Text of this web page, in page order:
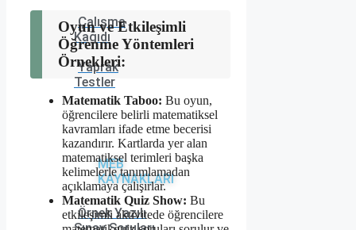
Çalışma
Kağıdı
Yaprak
Testler
MEB
KAYNAKLARI
Örnek Yazılı
Oyun ve Etkileşimli
Öğrenme Yöntemleri
Örnekleri:
Matematik Taboo: Bu oyun,
öğrencilere belirli matematiksel
kavramları ifade etme becerisi
kazandırır. Kartlarda yer alan
matematiksel terimleri başka
kelimelerle tanımlamadan
açıklamaya çalışırlar.
Matematik Quiz Show: Bu
etkileşimli aktivitede öğrencilere